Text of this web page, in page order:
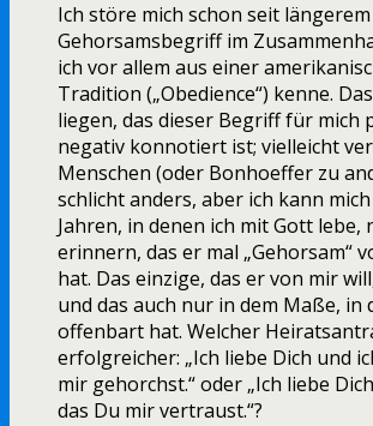
Ich störe mich schon seit
Gehorsamsbegriff im
ich vor allem aus einer
Tradition („Obedience“) kenne.
liegen, das dieser Begriff für mich
negativ konnotiert ist; vielleicht
Menschen (oder Bonhoeffer zu
schlicht anders, aber ich kann
Jahren, in denen ich mit Gott lebe,
erinnern, das er mal „Gehorsam“
hat. Das einzige, das er von mir
und das auch nur in dem Maße, in
offenbart hat. Welcher
erfolgreicher: „Ich liebe Dich und
mir gehorchst.“ oder „Ich liebe
das Du mir vertraust.“?